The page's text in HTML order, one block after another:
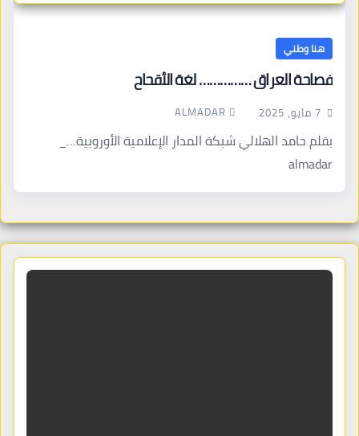
هنا وطني
فصاحة العراق …………… لغة الأقحاح
7 مايو، 2025 ALMADAR
بقلم حامد الهلالي شبكة المدار الإعلامية الأوروبية…_
almadar